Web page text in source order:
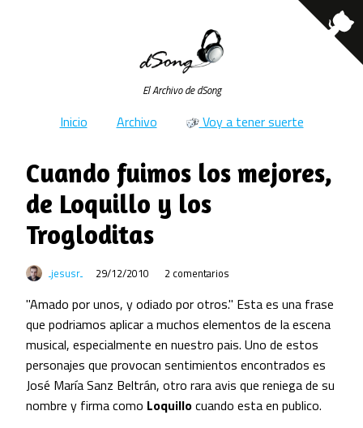
El Archivo de dSong
Inicio Archivo Voy a tener suerte
Cuando fuimos los mejores,
de Loquillo y los
Trogloditas
jesusr 29/12/2010 2 comentarios
"Amado por unos, y odiado por otros." Esta es una frase
que podriamos aplicar a muchos elementos de la escena
musical, especialmente en nuestro pais. Uno de estos
personajes que provocan sentimientos encontrados es
José María Sanz Beltrán, otro rara avis que reniega de su
nombre y firma como Loquillocuando esta en publico.